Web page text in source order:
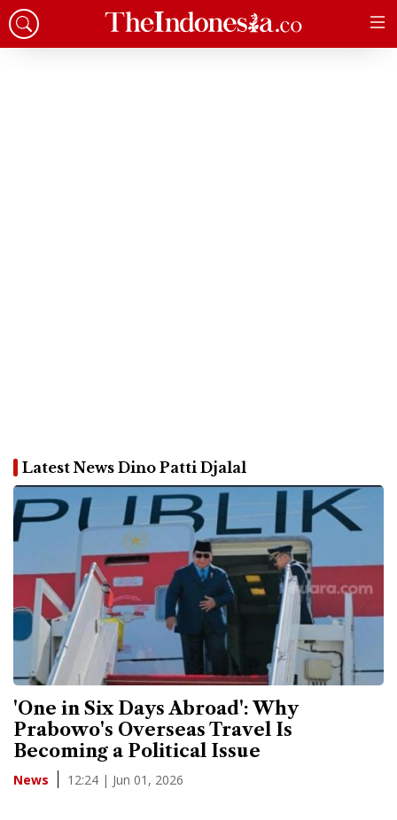
Latest News Dino Patti Djalal
'One in Six Days Abroad': Why
Prabowo's Overseas Travel Is
Becoming a Political Issue
News 12:24 | Jun 01, 2026